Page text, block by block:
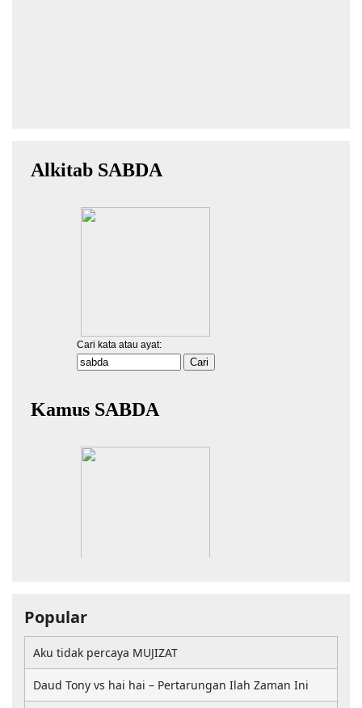
Popular
Aku tidak percaya MUJIZAT
Daud Tony vs hai hai – Pertarungan Ilah Zaman Ini